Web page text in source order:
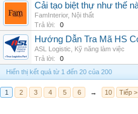
Cải tạo biệt thự như thế
FamInterior, Nội thất
Trả lời:
0
Hướng Dẫn Tra Mã HS
ASL Logistic
Kỹ năng làm việc
Trả lời:
0
Hiển thị kết quả từ 1 đến 20 của 200
1 2 3 4 5 6 → 10 Tiếp >